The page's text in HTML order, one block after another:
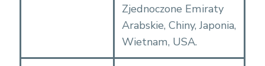
Zjednoczone Emiraty
Arabskie, Chiny, Japonia,
Wietnam, USA.